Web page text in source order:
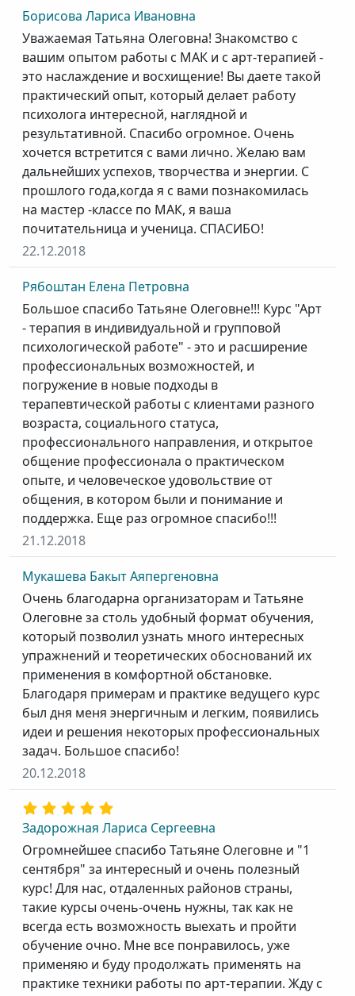
Борисова Лариса Ивановна
Уважаемая Татьяна Олеговна! Знакомство с
вашим опытом работы с МАК и с арт-терапией -
это наслаждение и восхищение! Вы даете такой
практический опыт, который делает работу
психолога интересной, наглядной и
результативной. Спасибо огромное. Очень
хочется встретится с вами лично. Желаю вам
дальнейших успехов, творчества и энергии. С
прошлого года,когда я с вами познакомилась
на мастер -классе по МАК, я ваша
почитательница и ученица. СПАСИБО!
22.12.2018
Рябоштан Елена Петровна
Большое спасибо Татьяне Олеговне!!! Курс "Арт
- терапия в индивидуальной и групповой
психологической работе" - это и расширение
профессиональных возможностей, и
погружение в новые подходы в
терапевтической работы с клиентами разного
возраста, социального статуса,
профессионального направления, и открытое
общение профессионала о практическом
опыте, и человеческое удовольствие от
общения, в котором были и понимание и
поддержка. Еще раз огромное спасибо!!!
21.12.2018
Мукашева Бакыт Аяпергеновна
Очень благодарна организаторам и Татьяне
Олеговне за столь удобный формат обучения,
который позволил узнать много интересных
упражнений и теоретических обоснований их
применения в комфортной обстановке.
Благодаря примерам и практике ведущего курс
был дня меня энергичным и легким, появились
идеи и решения некоторых профессиональных
задач. Большое спасибо!
20.12.2018
Задорожная Лариса Сергеевна
Огромнейшее спасибо Татьяне Олеговне и "1
сентября" за интересный и очень полезный
курс! Для нас, отдаленных районов страны,
такие курсы очень-очень нужны, так как не
всегда есть возможность выехать и пройти
обучение очно. Мне все понравилось, уже
применяю и буду продолжать применять на
практике техники работы по арт-терапии. Жду с